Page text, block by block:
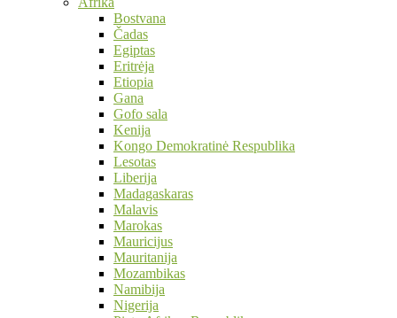
Bostvana
Čadas
Egiptas
Eritrėja
Etiopia
Gana
Gofo sala
Kenija
Kongo Demokratinė Respublika
Lesotas
Liberija
Madagaskaras
Malavis
Marokas
Mauricijus
Mauritanija
Mozambikas
Namibija
Nigerija